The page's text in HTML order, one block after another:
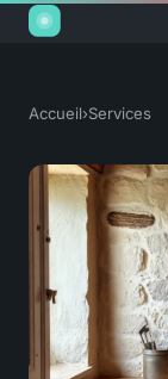
Accueil›Services